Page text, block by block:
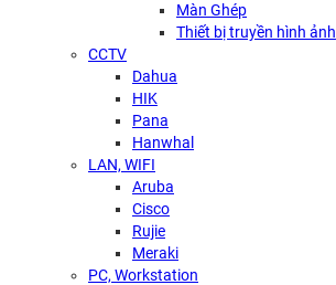
Màn Ghép
Thiết bị truyền hình ảnh
CCTV
Dahua
HIK
Pana
Hanwhal
LAN, WIFI
Aruba
Cisco
Rujie
Meraki
PC, Workstation